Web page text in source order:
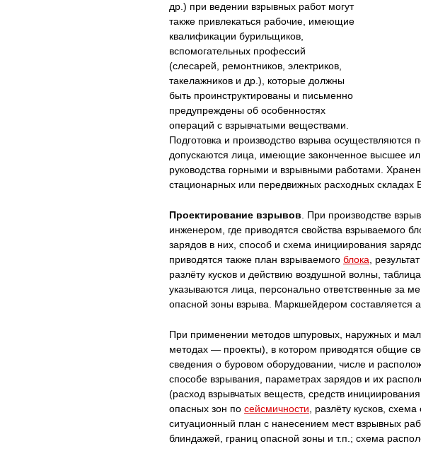
др.) при ведении взрывных работ могут
также привлекаться рабочие, имеющие
квалификации бурильщиков,
вспомогательных профессий
(слесарей, ремонтников, электриков,
такелажников и др.), которые должны
быть проинструктированы и письменно
предупреждены об особенностях
операций с взрывчатыми веществами.
Подготовка и производство взрыва осуществляются
допускаются лица, имеющие законченное высшее
руководства горными и взрывными работами.
стационарных или передвижных расходных складах
Проектирование взрывов . При производстве
инженером, где приводятся свойства взрываемого
зарядов в них, способ и схема инициирования
приводятся также план взрываемого блока ,
разлёту кусков и действию воздушной волны,
указываются лица, персонально ответственные за
опасной зоны взрыва. Маркшейдером составляется
При применении методов шпуровых, наружных и
методах — проекты), в котором приводятся общие
сведения о буровом оборудовании, числе и
способе взрывания, параметрах зарядов и их
(расход взрывчатых веществ, средств
опасных зон по сейсмичности , разлёту кусков,
ситуационный план с нанесением мест взрывных
блиндажей, границ опасной зоны и т.п.; схема